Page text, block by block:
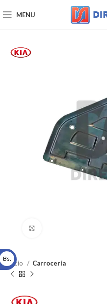
MENU
Inicio Carrocería
Bs.